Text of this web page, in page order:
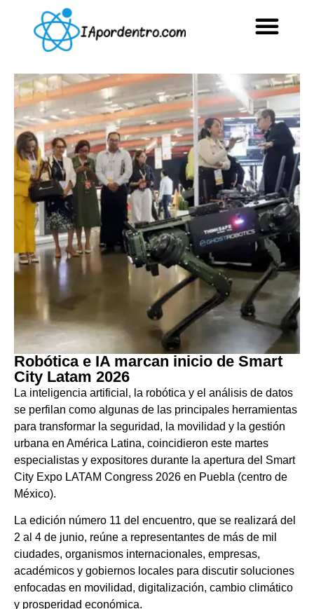
Robótica e IA marcan inicio de Smart
City Latam 2026
La inteligencia artificial, la robótica y el análisis de datos
se perfilan como algunas de las principales herramientas
para transformar la seguridad, la movilidad y la gestión
urbana en América Latina, coincidieron este martes
especialistas y expositores durante la apertura del Smart
City Expo LATAM Congress 2026 en Puebla (centro de
México).
La edición número 11 del encuentro, que se realizará del
2 al 4 de junio, reúne a representantes de más de mil
ciudades, organismos internacionales, empresas,
académicos y gobiernos locales para discutir soluciones
enfocadas en movilidad, digitalización, cambio climático
y prosperidad económica.